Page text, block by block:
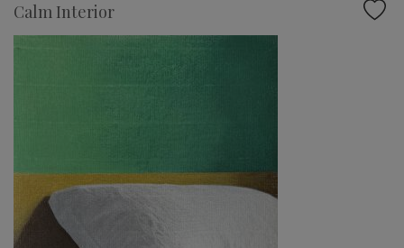
Calm Interior